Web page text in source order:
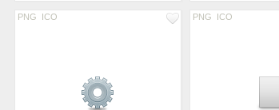
PNG ICO PNG ICO